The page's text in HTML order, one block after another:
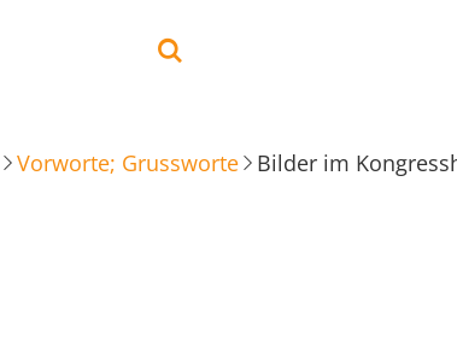
Vorworte; Grussworte Bilder im